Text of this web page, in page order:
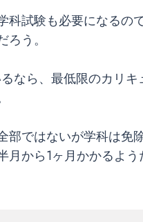
科試験も必要になるの
う。
なら、最低限のカリ
部ではないが学科は免
から1ヶ月かかるよう